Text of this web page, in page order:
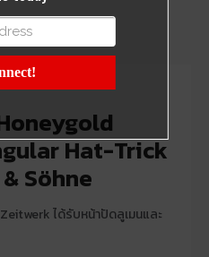
Hat-Trick
Söhne
ได้รับหน้าปัดลูเมนและ